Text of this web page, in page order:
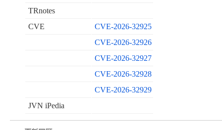
TRnotes
CVE
CVE-2026-32925
CVE-2026-32926
CVE-2026-32927
CVE-2026-32928
CVE-2026-32929
JVN iPedia